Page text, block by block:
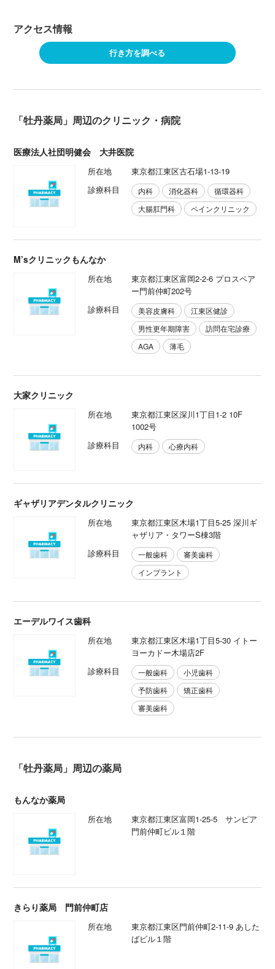
アクセス情報
行き方を調べる
「牡丹薬局」周辺のクリニック・病院
医療法人社団明健会 大井医院
所在地
東京都江東区古石場1-13-19
診療科目
内科 消化器科
循環器科
大腸肛門科
ペインクリニック
M’sクリニックもんなか
所在地
東京都江東区富岡2-2-6 プロスペア
ー門前仲町202号
診療科目
美容皮膚科
江東区健診
男性更年期障害
訪問在宅診療
AGA
薄毛
大家クリニック
所在地
東京都江東区深川1丁目1-2 10F
1002号
診療科目
内科 心療内科
ギャザリアデンタルクリニック
所在地
東京都江東区木場1丁目5-25 深川ギ
ャザリア・タワーS棟3階
診療科目
一般歯科
審美歯科
インプラント
エーデルワイス歯科
所在地
東京都江東区木場1丁目5-30 イトー
ヨーカドー木場店2F
診療科目
一般歯科
小児歯科
予防歯科
矯正歯科
審美歯科
「牡丹薬局」周辺の薬局
もんなか薬局
所在地
東京都江東区富岡1-25-5 サンピア
門前仲町ビル１階
きらり薬局 門前仲町店
所在地
東京都江東区門前仲町2-11-9 あした
ばビル１階